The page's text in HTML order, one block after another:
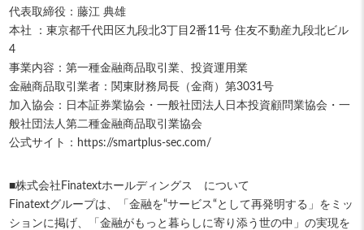
代表取締役：藤江 典雄
本社 ：東京都千代田区九段北3丁目2番11号 住友不動産九段北ビル
4
事業内容：第一種金融商品取引業、投資運用業
金融商品取引業者：関東財務局長（金商）第3031号
加入協会：日本証券業協会・一般社団法人日本投資顧問業協会・一
般社団法人第二種金融商品取引業協会
公式サイト：https://smartplus-sec.com/
■株式会社Finatextホールディングス について
Finatextグループは、「金融を“サービス“として再発明する」をミッ
ションに掲げ、「金融がもっと暮らしに寄り添う世の中」の実現を